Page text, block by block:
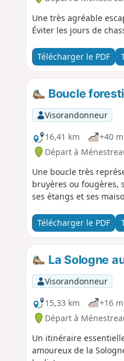
Une très agréable
Éviter les jours de
Télécharger le PDF
Boucle
Visorandonneur
16,41 km
+40 m
Départ à
Une boucle très
bruyères ou fougères,
ses étangs et ses
Télécharger le PDF
La Sologne
Visorandonneur
15,33 km
+16 m
Départ à
Un itinéraire
amoureux de la